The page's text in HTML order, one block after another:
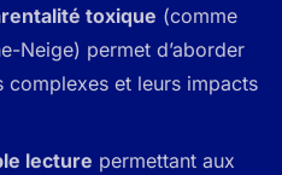
toxique (comme
Neige) permet d’aborder
complexes et leurs impacts
lecture permettant aux